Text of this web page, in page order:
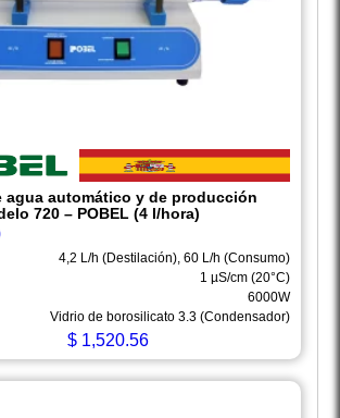
agua automático y de producción
720 – POBEL (4 l/hora)
4,2 L/h (Destilación), 60 L/h (Consumo)
1 µS/cm (20°C)
6000W
Vidrio de borosilicato 3.3 (Condensador)
$1,520.56